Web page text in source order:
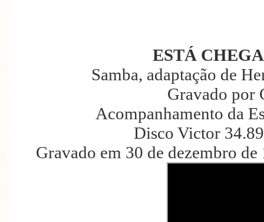
ESTÁ
Samba, adaptação de
Gravado por
Acompanhamento da
Disco Victor
Gravado em 30 de dezembro